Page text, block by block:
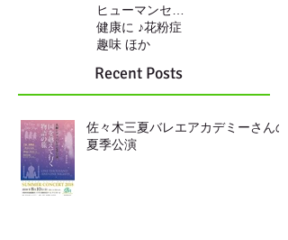
健康に ♪花粉症
趣味 ほか
Recent Posts
佐々木三夏バレエアカデミーさんの
夏季公演